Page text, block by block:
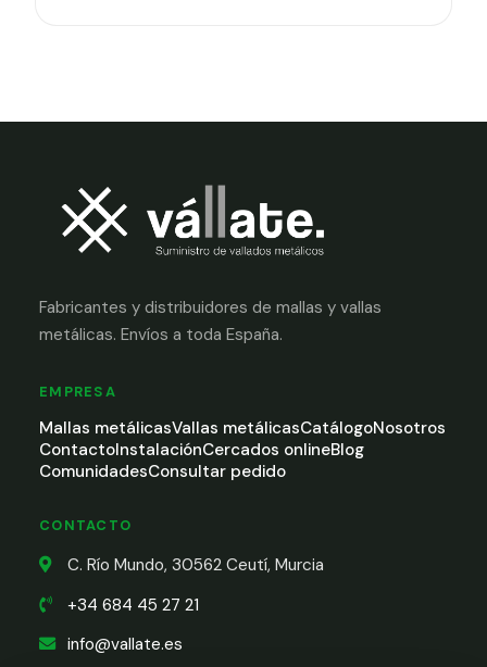
Fabricantes y distribuidores de mallas y vallas
metálicas. Envíos a toda España.
EMPRESA
Mallas metálicasVallas metálicasCatálogoNosotros
ContactoInstalaciónCercados onlineBlog
ComunidadesConsultar pedido
CONTACTO
C. Río Mundo, 30562 Ceutí, Murcia
+34 684 45 27 21
info@vallate.es